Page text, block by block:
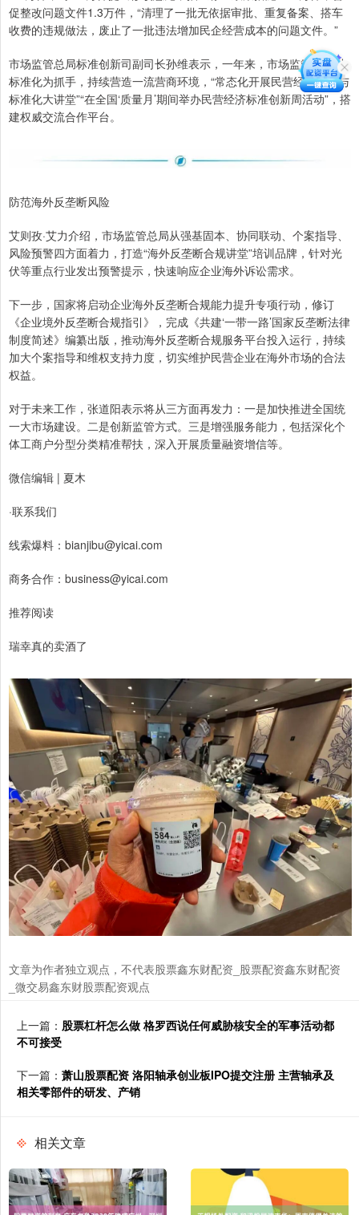
促整改问题文件1.3万件，“清理了一批无依据审批、重复备案、搭车
收费的违规做法，废止了一批违法增加民企经营成本的问题文件。”
市场监管总局标准创新司副司长孙维表示，一年来，市场监管总局以
标准化为抓手，持续营造一流营商环境，“常态化开展民营经济质量与
标准化大讲堂”“在全国‘质量月’期间举办民营经济标准创新周活动”，搭
建权威交流合作平台。
防范海外反垄断风险
艾则孜·艾力介绍，市场监管总局从强基固本、协同联动、个案指导、
风险预警四方面着力，打造“海外反垄断合规讲堂”培训品牌，针对光
伏等重点行业发出预警提示，快速响应企业海外诉讼需求。
下一步，国家将启动企业海外反垄断合规能力提升专项行动，修订
《企业境外反垄断合规指引》，完成《共建‘一带一路’国家反垄断法律
制度简述》编纂出版，推动海外反垄断合规服务平台投入运行，持续
加大个案指导和维权支持力度，切实维护民营企业在海外市场的合法
权益。
对于未来工作，张道阳表示将从三方面再发力：一是加快推进全国统
一大市场建设。二是创新监管方式。三是增强服务能力，包括深化个
体工商户分型分类精准帮扶，深入开展质量融资增信等。
微信编辑 | 夏木
·联系我们
线索爆料：bianjibu@yicai.com
商务合作：business@yicai.com
推荐阅读
瑞幸真的卖酒了
文章为作者独立观点，不代表股票鑫东财配资_股票配资鑫东财配资
_微交易鑫东财股票配资观点
上一篇： 股票杠杆怎么做 格罗西说任何威胁核安全的军事活动都
不可接受
下一篇： 萧山股票配资 洛阳轴承创业板IPO提交注册 主营轴承及
相关零部件的研发、产销
相关文章